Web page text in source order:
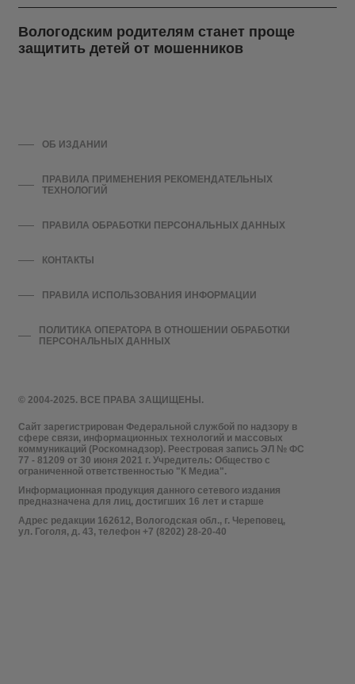
Вологодским родителям станет проще
защитить детей от мошенников
© 2004-2025. ВСЕ ПРАВА ЗАЩИЩЕНЫ.
Сайт зарегистрирован Федеральной службой по надзору в
сфере связи, информационных технологий и массовых
коммуникаций (Роскомнадзор). Реестровая запись ЭЛ № ФС
77 - 81209 от 30 июня 2021 г. Учредитель: Общество с
ограниченной ответственностью "К Медиа".
Информационная продукция данного сетевого издания
предназначена для лиц, достигших 16 лет и старше
Адрес редакции 162612, Вологодская обл., г. Череповец,
ул. Гоголя, д. 43, телефон +7 (8202) 28-20-40
ОБ ИЗДАНИИ
ПРАВИЛА ПРИМЕНЕНИЯ РЕКОМЕНДАТЕЛЬНЫХ
ТЕХНОЛОГИЙ
ПРАВИЛА ОБРАБОТКИ ПЕРСОНАЛЬНЫХ ДАННЫХ
КОНТАКТЫ
ПРАВИЛА ИСПОЛЬЗОВАНИЯ ИНФОРМАЦИИ
ПОЛИТИКА ОПЕРАТОРА В ОТНОШЕНИИ ОБРАБОТКИ
ПЕРСОНАЛЬНЫХ ДАННЫХ